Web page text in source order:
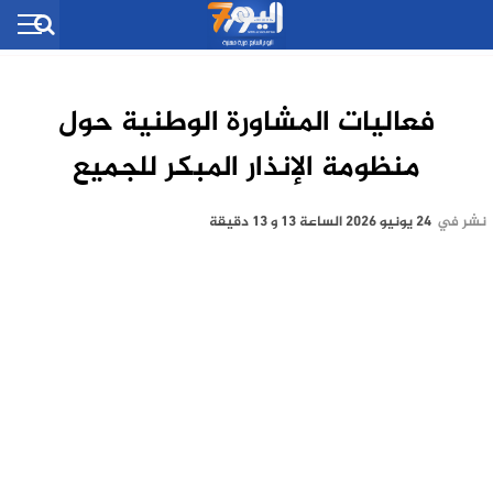
فعاليات المشاورة الوطنية حول
منظومة الإنذار المبكر للجميع
نشر في 24 يونيو 2026 الساعة 13 و 13 دقيقة